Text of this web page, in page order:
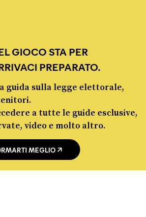
GIOCO STA PER
PREPARATO.
guida sulla legge elettorale,
a tutte le guide esclusive,
video e molto altro.
MEGLIO
e informazione
dal 2012.
chi siamo
manifesto